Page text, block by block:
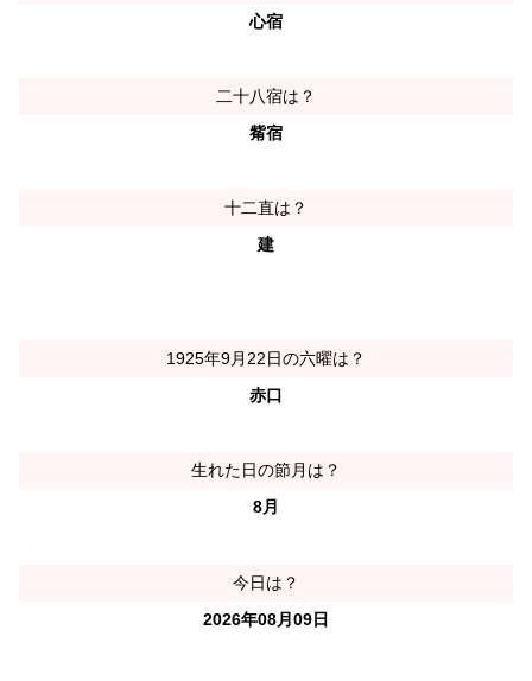
心宿
二十八宿は？
觜宿
十二直は？
建
1925年9月22日の六曜は？
赤口
生れた日の節月は？
8月
今日は？
2026年08月09日